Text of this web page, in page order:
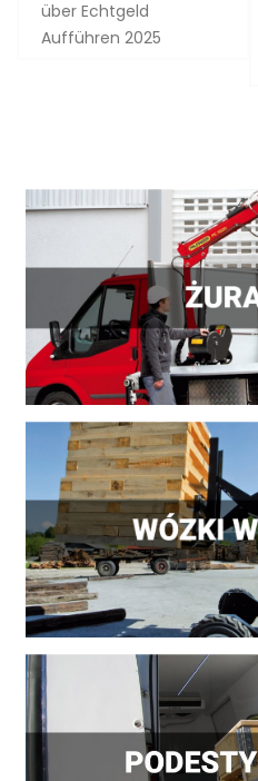
über Echtgeld
Aufführen 2025